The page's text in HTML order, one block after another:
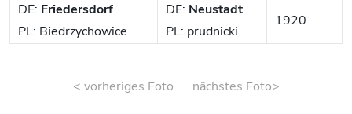
DE: Friedersdorf
PL: Biedrzychowice
DE: Neustadt
PL: prudnicki
1920
< vorheriges Foto nächstes Foto>